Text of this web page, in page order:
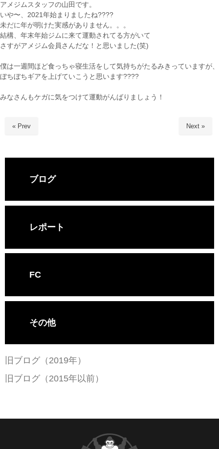
アメジムスタッフの山田です。
いや〜、2021年始まりましたね????
未だに年が明けた実感がありません。。。
結構、年末年始ジムに来て運動されてる方がいて
さすがアメジム会員さんだな！と思いました(笑)
僕は一週間ほど食っちゃ寝生活をして気持ちがたるみきっていますが、
ぼちぼちギアを上げていこうと思います????
みなさんもケガに気をつけて運動がんばりましょう！
« Prev Next »
ブログ
レポート
FC
その他
旧ブログ（2019年）
旧ブログ（2015年以前）